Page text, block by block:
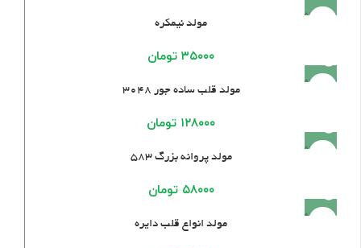
فروخته
مولد نیمکره
۳۵۰۰۰ تومان
فروخته
مولد قلب ساده جور 3048
۱۲۸۰۰۰ تومان
فروخته
مولد پروانه بزرگ ۵۸۳
۵۸۰۰۰ تومان
فروخته
مولد انواع قلب دایره